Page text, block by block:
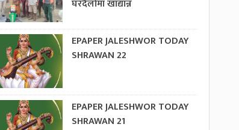
घरदैलोमा खाद्यान्न
EPAPER JALESHWOR TODAY
SHRAWAN 22
EPAPER JALESHWOR TODAY
SHRAWAN 21